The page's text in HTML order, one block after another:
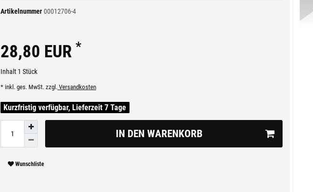
Artikelnummer00012706-4
28,80 EUR *
Inhalt 1 Stück
* inkl. ges. MwSt. zzgl. Versandkosten
Kurzfristig verfügbar, Lieferzeit 7 Tage
IN DEN WARENKORB
Wunschliste